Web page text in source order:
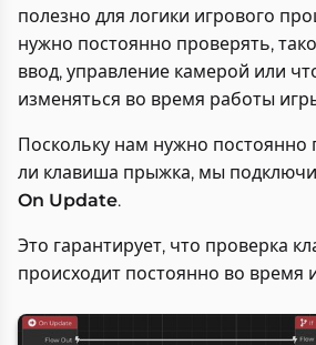
полезно для логики игрового
нужно постоянно проверять,
ввод, управление камерой или
изменяться во время работы
Поскольку нам нужно постоянно
ли клавиша прыжка, мы
On Update.
Это гарантирует, что проверка
происходит постоянно во время